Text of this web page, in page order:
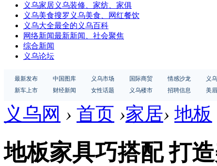
义乌家居义乌装修、家纺、家俱
义乌美食搜罗义乌美食、网红餐饮
义乌大全最全的义乌百科
网络新闻最新新闻、社会聚焦
综合新闻
义乌论坛
最新发布 中国图库 义乌市场 国际商贸 情感沙龙
义
新车上市
财经新闻 女性话题 义乌楼市 招聘信息 美
义乌网 › 首页 ›家居› 地板
地板家具巧搭配 打